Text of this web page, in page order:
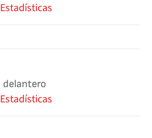
Estadísticas
delantero
Estadísticas